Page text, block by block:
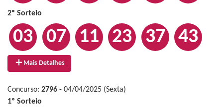
2º Sorteio
03 07 11 23 37 43
Mais Detalhes
Concurso: 2796 - 04/04/2025 (Sexta)
1º Sorteio